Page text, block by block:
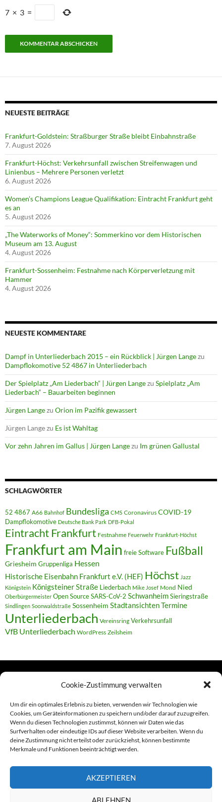
Cookie-Zustimmung verwalten
Um dir ein optimales Erlebnis zu bieten, verwenden wir Technologien wie
Cookies, um Geräteinformationen zu speichern und/oder darauf zuzugreifen.
Wenn du diesen Technologien zustimmst, können wir Daten wie das
Surfverhalten oder eindeutige IDs auf dieser Website verarbeiten. Wenn du
deine Zustimmung nicht erteilst oder zurückziehst, können bestimmte
Merkmale und Funktionen beeinträchtigt werden.
AKZEPTIEREN
ABLEHNEN
7 × 3 =
NEUESTE BEITRÄGE
Frankfurt-Goldstein: Straßburger Straße bleibt Einbahnstraße
7. August 2026
Frankfurt-Höchst: Verkehrsunfall zwischen Streifenwagen und
Linienbus – Mehrere Personen verletzt
6. August 2026
Women’s Champions League Qualifikation: Eintracht Frankfurt geht
es an
5. August 2026
„The Waterworks of Money“: Sommerkino vor dem Historischen
Museum am 13. August
4. August 2026
Frankfurt-Sossenheim: Festnahme nach Körperverletzung mit
Hammer
4. August 2026
NEUESTE KOMMENTARE
Dampf in Unterliederbach 2015 – ein Rückblick | Jürgen Langezu
Dampflokomotive 52 4867 in Unterliederbach
Der Spielplatz „Am Liederbach“ | Jürgen Langezu Spielplatz „Am
Liederbach“ – Bauarbeiten beginnen
Jürgen Langezu Orion im Pazifik gewassert
Jürgen Langezu Es ist Wahltag
Vor zehn Jahren im Gallus | Jürgen Langezu Im grünen Gallustal
SCHLAGWÖRTER
52 4867 A66 Bahnhof Bundesliga CMS Coronavirus COVID-19
Dampflokomotive Deutsche Bank Park DFB-Pokal
Eintracht Frankfurt Festnahme Feuerwehr Frankfurt-Höchst
Frankfurt am Main freie Software Fußball
Griesheim Gruppenliga Hessen
Historische Eisenbahn Frankfurt e.V. (HEF) Höchst Jazz
Königstein Königsteiner Straße Liederbach Mike Josef Mond Nied
Oberbürgermeister Open SourceSARS-CoV-2 SchwanheimSieringstraße
Sindlingen Soonwaldstraße Sossenheim StadtansichtenTermine
Unterliederbach Vereinsring Verkehrsunfall
VfB Unterliederbach WordPress Zeilsheim
Links
Amiga (alt in Seite)
Amiga-News
Foto-Spaziergänge (Mainzauber)